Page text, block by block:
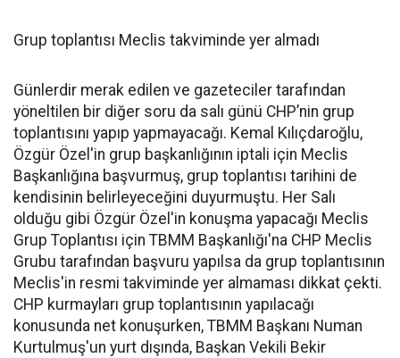
Grup toplantısı Meclis takviminde yer almadı
Günlerdir merak edilen ve gazeteciler tarafından
yöneltilen bir diğer soru da salı günü CHP’nin grup
toplantısını yapıp yapmayacağı. Kemal Kılıçdaroğlu,
Özgür Özel'in grup başkanlığının iptali için Meclis
Başkanlığına başvurmuş, grup toplantısı tarihini de
kendisinin belirleyeceğini duyurmuştu. Her Salı
olduğu gibi Özgür Özel'in konuşma yapacağı Meclis
Grup Toplantısı için TBMM Başkanlığı'na CHP Meclis
Grubu tarafından başvuru yapılsa da grup toplantısının
Meclis'in resmi takviminde yer almaması dikkat çekti.
CHP kurmayları grup toplantısının yapılacağı
konusunda net konuşurken, TBMM Başkanı Numan
Kurtulmuş'un yurt dışında, Başkan Vekili Bekir